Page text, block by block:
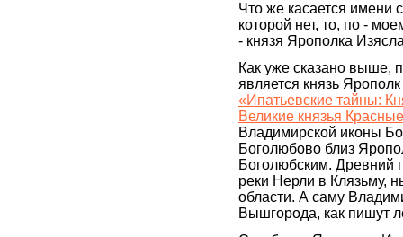
Что же касается имени
которой нет, то, по -
- князя Ярополка
Как уже сказано выше,
является князь
«Ипатьевские тайны:
Великие князья
Владимирской иконы
Боголюбово близ
Боголюбским. Древний
реки Нерли в Клязьму,
области. А саму
Вышгорода, как пишут